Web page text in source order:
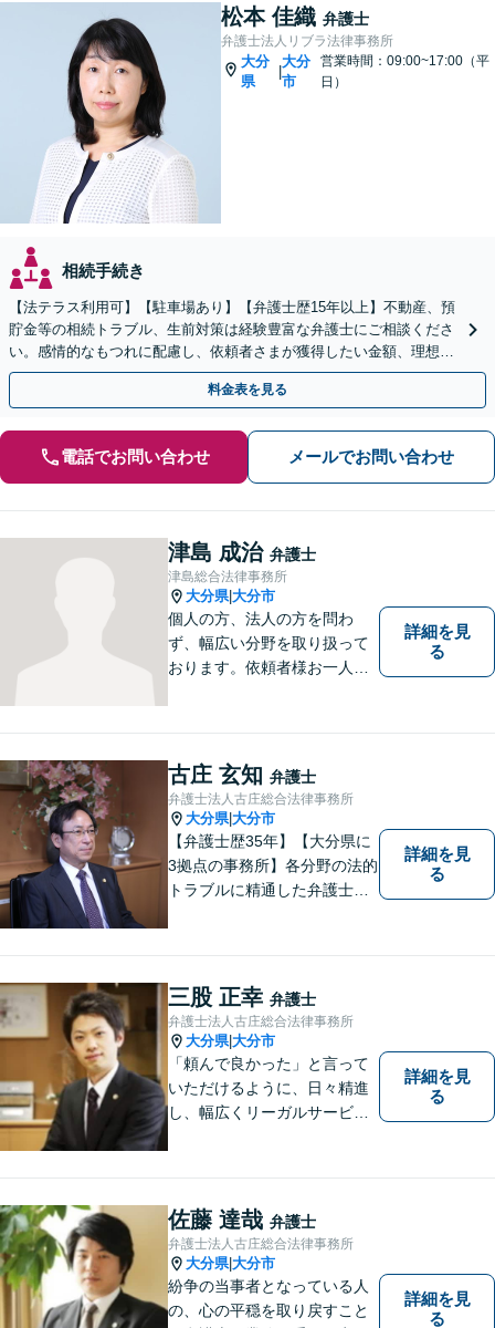
松本 佳織 弁護士
弁護士法人リブラ法律事務所
大分
県
|
大分
市
営業時間：09:00~17:00（平
日）
相続手続き
【法テラス利用可】【駐車場あり】【弁護士歴15年以上】不動産、預
貯金等の相続トラブル、生前対策は経験豊富な弁護士にご相談くださ
い。感情的なもつれに配慮し、依頼者さまが獲得したい金額、理想の
条件で解決ができるよう、丁寧に対応します【完全個室】
料金表を見る
電話でお問い合わせ メールでお問い合わせ
津島 成治 弁護士
津島総合法律事務所
大分県|大分市
個人の方、法人の方を問わ
ず、幅広い分野を取り扱って
おります。依頼者様お一人お
させていただきます。法律問
題でお困りの方はぜひご相談
ください。
詳細を見
る
古庄 玄知 弁護士
弁護士法人古庄総合法律事務所
大分県|大分市
【弁護士歴35年】【大分県に
3拠点の事務所】各分野の法的
トラブルに精通した弁護士で
します。お気軽に相談しやす
いアットホームな雰囲気の事
務所です。
詳細を見
る
三股 正幸 弁護士
弁護士法人古庄総合法律事務所
大分県|大分市
「頼んで良かった」と言って
いただけるように、日々精進
し、幅広くリーガルサービス
詳細を見
る
佐藤 達哉 弁護士
弁護士法人古庄総合法律事務所
大分県|大分市
紛争の当事者となっている人
の、心の平穏を取り戻すこと
詳細を見
る